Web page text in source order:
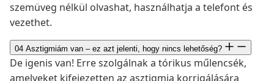
szemüveg nélkül olvashat, használhatja a telefont és
vezethet.
04 Asztigmiám van – ez azt jelenti, hogy nincs lehetőség?
De igenis van! Erre szolgálnak a tórikus műlencsék,
amelyeket kifejezetten az asztigmia korrigálására